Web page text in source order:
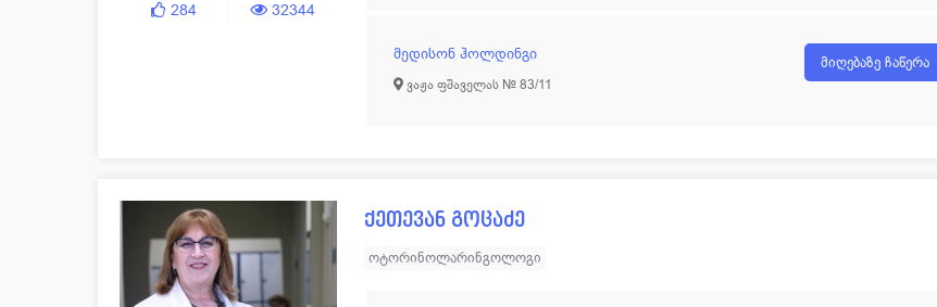
284 32344
მედისონ ჰოლდინგი
ვაჟა ფშაველას № 83/11
მიღებაზე ჩაწერა
ქეთევან გოცაძე
ოტორინოლარინგოლოგი